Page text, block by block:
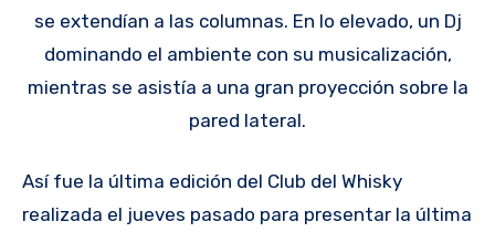
se extendían a las columnas. En lo elevado, un Dj
dominando el ambiente con su musicalización,
mientras se asistía a una gran proyección sobre la
pared lateral.
Así fue la última edición del Club del Whisky
realizada el jueves pasado para presentar la última